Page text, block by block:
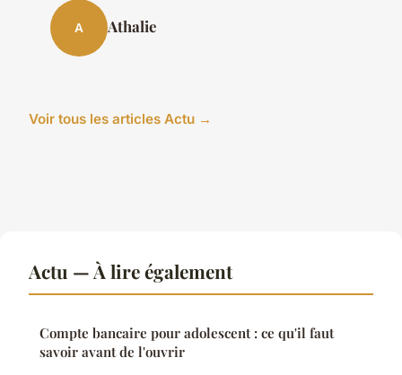
A Athalie
Voir tous les articles Actu →
Actu — À lire également
Compte bancaire pour adolescent : ce qu'il faut
savoir avant de l'ouvrir